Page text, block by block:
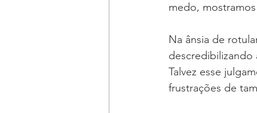
medo,
Na ânsia de
Talvez esse
frustrações de